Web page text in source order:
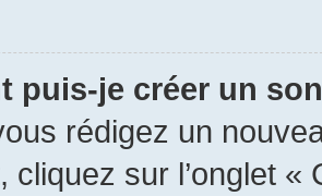
puis-je créer un
rédigez un
cliquez sur l’onglet